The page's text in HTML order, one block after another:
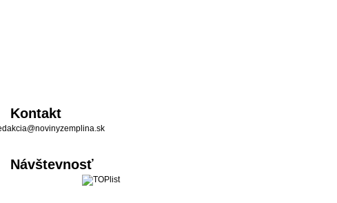
Kontakt
Návštevnosť